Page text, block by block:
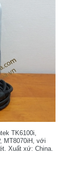
TK6100i,
MT8070iH, với
Xuất xứ: China.